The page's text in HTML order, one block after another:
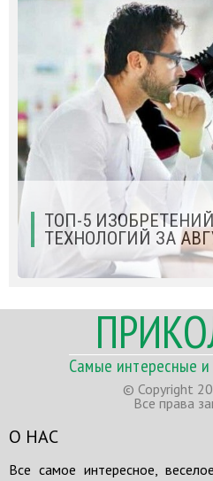
ТОП-5
ТЕХНОЛОГИЙ ЗА
Самые интересные и
© Copyright
Все права
О НАС
Все самое интересное,